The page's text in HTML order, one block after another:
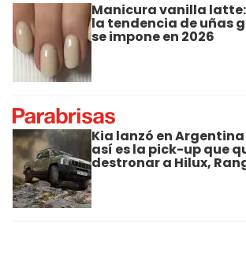
Manicura vanilla
la tendencia de uñas
se impone en 2026
Kia lanzó en
así es la pick-up que
destronar a Hilux,